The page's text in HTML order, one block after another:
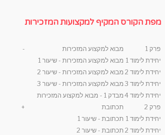
מפת הקורס המקיף למקצועות המזכירות
פרק 1 מבוא למקצוע המזכירות
-
יחידת לימוד 1
מבוא למקצוע המזכירות - שיעור 1
יחידת לימוד 2
מבוא למקצוע המזכירות - שיעור 2
יחידת לימוד 3
מבוא למקצוע המזכירות - שיעור 3
יחידת לימוד 4
מבדק 1 - מבוא למקצוע המזכירות
פרק 2
תכתובת
+
יחידת לימוד 1
תכתובת - שיעור 1
יחידת לימוד 2
תכתובת - שיעור 2